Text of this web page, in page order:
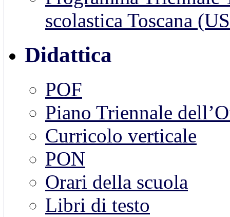
scolastica Toscana
Didattica
POF
Piano Triennale
Curricolo verticale
PON
Orari della scuola
Libri di testo